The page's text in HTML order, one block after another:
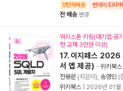
양탄자배송 썬데이
전 배송 변경
워리스톤 키링(대기업·공
천 교재 3만원 이상)
17. 이지패스 2026
서 앱 제공) - 위키북
전용문 (지은이), 송영민 (
위키북스
2026년 01월